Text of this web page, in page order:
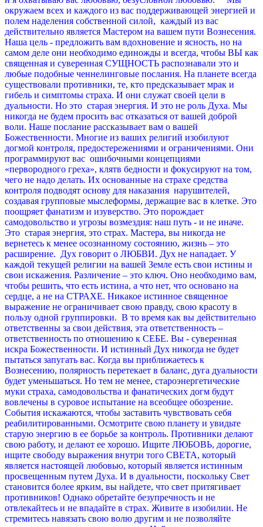
окружаем всех и каждого из вас поддерживающей энергией и
полем наделения собственной силой, каждый из вас
действительно является Мастером на вашем пути Вознесения.
Наша цель - предложить вам вдохновение и ясность, но на
самом деле они необходимо единожды и всегда, чтобы ВЫ как
священная и суверенная СУЩНОСТЬ распознавали это и
любые подобные ченнелинговые послания. На планете всегда
существовали противники, те, кто предсказывает мрак и
гибель и симптомы страха. И они служат своей цели в
дуальности. Но это старая энергия. И это не роль Духа. Мы
никогда не будем просить вас отказаться от вашей доброй
воли. Наше послание рассказывает вам о вашей
Божественности. Многие из ваших религий изобилуют
догмой контроля, предостережениями и ограничениями. Они
программируют вас ошибочными концепциями
«первородного греха», клятв бедности и фокусируют на том,
чего не надо делать. Их основанные на страхе средства
контроля подводят основу для наказания нарушителей,
создавая групповые мыслеформы, держащие вас в клетке. Это
поощряет фанатизм и изуверство. Это порождает
самодовольство и угрозы возмездия: наш путь - и не иначе.
Это старая энергия, это страх. Мастера, вы никогда не
вернетесь к менее осознанному состоянию, жизнь – это
расширение. Дух говорит о ЛЮБВИ. Дух не нападает. У
каждой текущей религии на вашей Земле есть свои истины и
свои искажения. Различение – это ключ. Оно необходимо вам,
чтобы решить, что есть истина, а что нет, что основано на
сердце, а не на СТРАХЕ. Никакое истинное священное
выражение не ограничивает свою правду, свою красоту в
пользу одной группировки. В то время как вы действительно
ответственны за свои действия, эта ответственность –
ответственность по отношению к СЕБЕ. Вы - суверенная
искра Божественности. И истинный Дух никогда не будет
пытаться запугать вас. Когда вы приближаетесь к
Вознесению, полярность перетекает в баланс, дуга дуальности
будет уменьшаться. Но тем не менее, староэнергетические
муки страха, самодовольства и фанатических догм будут
вовлечены в суровое испытание на всеобщее обозрение.
События искажаются, чтобы заставить чувствовать себя
реабилитированными. Осмотрите свою планету и увидьте
старую энергию в ее борьбе за контроль. Противники делают
свою работу, и делают ее хорошо. Ищите ЛЮБОВЬ, дорогие,
ищите свободу выражения внутри того СВЕТА, который
является настоящей любовью, который является истинным
просвещенным путем Духа. И в дуальности, поскольку Свет
становится более ярким, вы найдете, что свет притягивает
противников! Однако обретайте безупречность и не
отвлекайтесь и не впадайте в страх. Живите в изобилии. Не
стремитесь навязать свою волю другим и не позволяйте